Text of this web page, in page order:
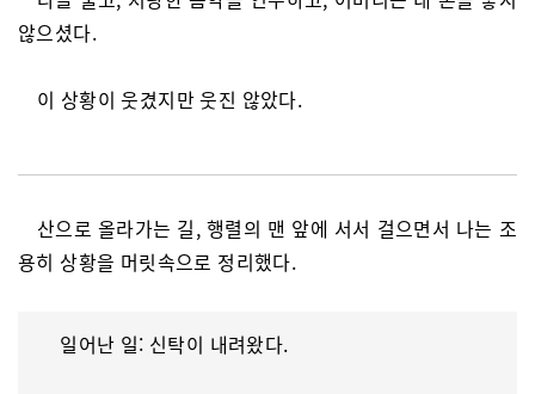
않으셨다.
이 상황이 웃겼지만 웃진 않았다.
산으로 올라가는 길, 행렬의 맨 앞에 서서 걸으면서 나는 조
용히 상황을 머릿속으로 정리했다.
일어난 일: 신탁이 내려왔다.